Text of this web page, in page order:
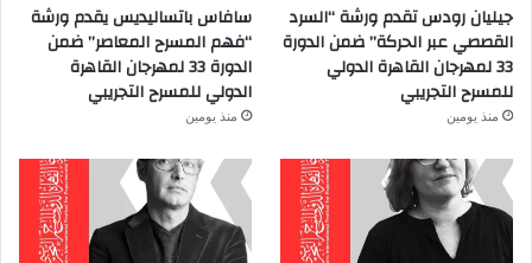
جيليان رودس تقدم ورشة “السرد
القصصي عبر الحركة” ضمن الدورة
33 لمهرجان القاهرة الدولي
للمسرح التجريبي
منذ يومين
سافاس باتساليديس يقدم ورشة
“فهم المسرح المعاصر” ضمن
الدورة 33 لمهرجان القاهرة
الدولي للمسرح التجريبي
منذ يومين